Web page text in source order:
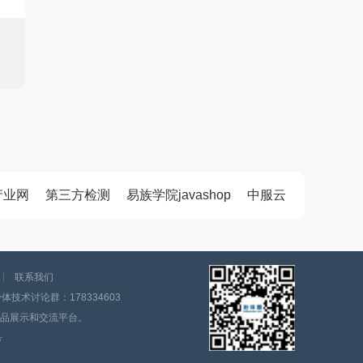
网 第三方检测 易族学院javashop 中服云
联系我们
技术讨论群：178334603
展示和交流平台。